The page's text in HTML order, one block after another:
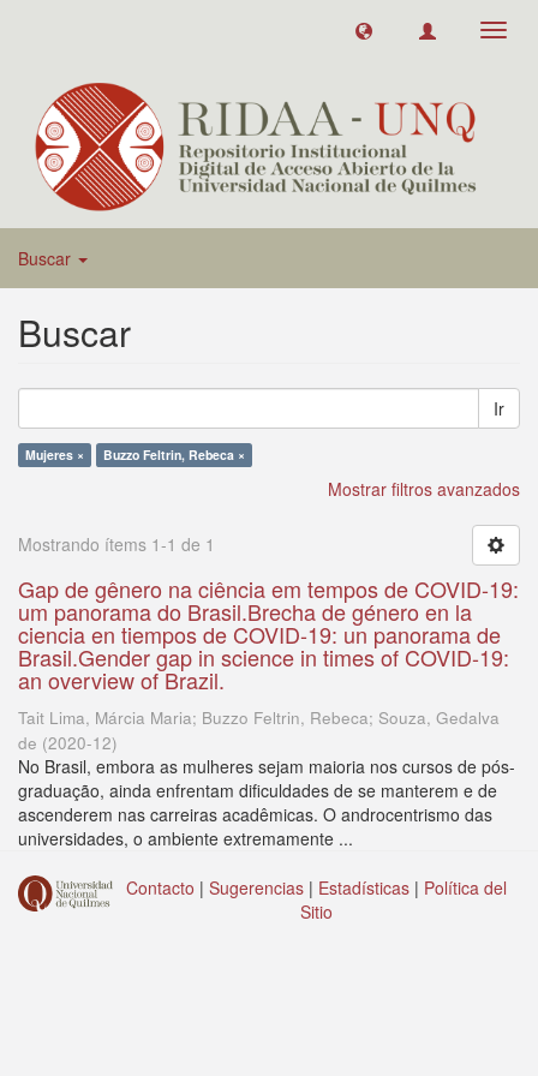
Buscar
Buscar
Ir
Mujeres × Buzzo Feltrin, Rebeca ×
Mostrar filtros avanzados
Mostrando ítems 1-1 de 1
Gap de gênero na ciência em tempos de COVID-19:
um panorama do Brasil.Brecha de género en la
ciencia en tiempos de COVID-19: un panorama de
Brasil.Gender gap in science in times of COVID-19:
an overview of Brazil.
Tait Lima, Márcia Maria; Buzzo Feltrin, Rebeca; Souza, Gedalva
de (2020-12)
No Brasil, embora as mulheres sejam maioria nos cursos de pós-
graduação, ainda enfrentam dificuldades de se manterem e de
ascenderem nas carreiras acadêmicas. O androcentrismo das
universidades, o ambiente extremamente ...
Contacto | Sugerencias | Estadísticas | Política del
Sitio